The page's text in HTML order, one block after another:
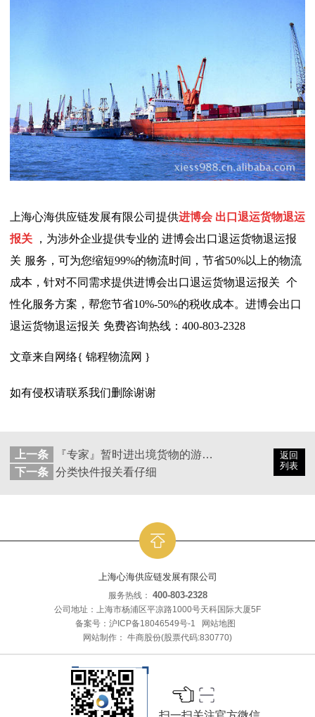
上海心海供应链发展有限公司提供进博会 出口退运货物退运
报关
，为涉外企业提供专业的 进博会出口退运货物退运报
关 服务，可为您缩短99%的物流时间，节省50%以上的物流
成本，针对不同需求提供进博会出口退运货物退运报关 个
性化服务方案，帮您节省10%-50%的税收成本。 进博会出口
退运货物退运报关 免费咨询热线：400-803-2328
文章来自网络{ 锦程物流网 }
如有侵权请联系我们删除谢谢
返回
列表
上一条
『专家』暂时进出境货物的游戏规则
下一条 分类快件报关看仔细
上海心海供应链发展有限公司
服务热线： 400-803-2328
公司地址：上海市杨浦区平凉路1000号天科国际大厦5F
备案号： 沪ICP备18046549号-1
网站地图
网站制作： 牛商股份(股票代码:830770)